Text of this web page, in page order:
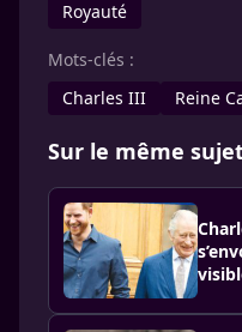
Royauté
Mots-clés :
Charles III
Reine
Sur le même